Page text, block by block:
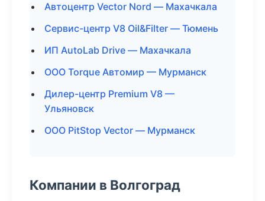
Автоцентр Vector Nord — Махачкала
Сервис-центр V8 Oil&Filter — Тюмень
ИП AutoLab Drive — Махачкала
ООО Torque Автомир — Мурманск
Дилер-центр Premium V8 —
Ульяновск
ООО PitStop Vector — Мурманск
Компании в Волгоград